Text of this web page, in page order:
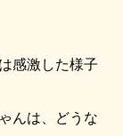
感激した様子
んは、どうな